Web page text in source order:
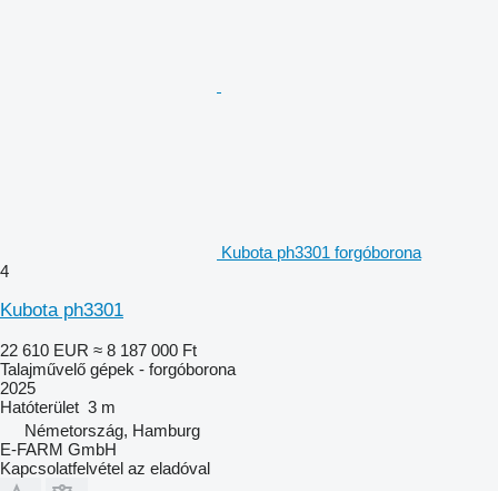
Kubota ph3301 forgóborona
4
Kubota ph3301
22 610 EUR ≈ 8 187 000 Ft
Talajművelő gépek - forgóborona
2025
Hatóterület 3 m
Németország, Hamburg
E-FARM GmbH
Kapcsolatfelvétel az eladóval